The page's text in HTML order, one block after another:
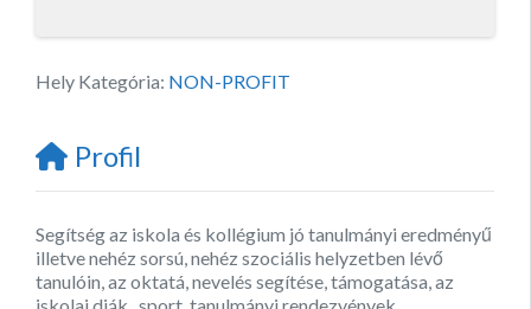
Hely Kategória: NON-PROFIT
Profil
Segítség az iskola és kollégium jó tanulmányi eredményű
illetve nehéz sorsú, nehéz szociális helyzetben lévő
tanulóin, az oktatá, nevelés segítése, támogatása, az
iskolai diák , sport, tanulmányi rendezvények